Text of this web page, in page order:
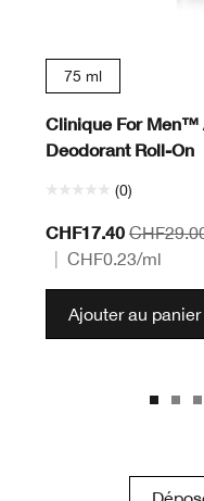
75 ml
Clinique For Men™
Deodorant Roll-On
(0)
CHF17.40
CHF0.23/ml
Ajouter au panier